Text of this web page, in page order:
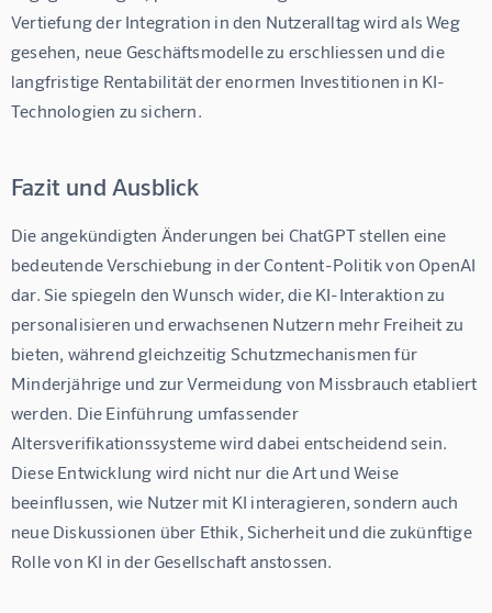
Vertiefung der Integration in den Nutzeralltag wird als Weg
gesehen, neue Geschäftsmodelle zu erschliessen und die
langfristige Rentabilität der enormen Investitionen in KI-
Technologien zu sichern.
Fazit und Ausblick
Die angekündigten Änderungen bei ChatGPT stellen eine
bedeutende Verschiebung in der Content-Politik von OpenAI
dar. Sie spiegeln den Wunsch wider, die KI-Interaktion zu
personalisieren und erwachsenen Nutzern mehr Freiheit zu
bieten, während gleichzeitig Schutzmechanismen für
Minderjährige und zur Vermeidung von Missbrauch etabliert
werden. Die Einführung umfassender
Altersverifikationssysteme wird dabei entscheidend sein.
Diese Entwicklung wird nicht nur die Art und Weise
beeinflussen, wie Nutzer mit KI interagieren, sondern auch
neue Diskussionen über Ethik, Sicherheit und die zukünftige
Rolle von KI in der Gesellschaft anstossen.